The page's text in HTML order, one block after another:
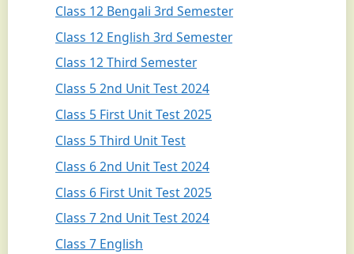
Class 12 Bengali 3rd Semester
Class 12 English 3rd Semester
Class 12 Third Semester
Class 5 2nd Unit Test 2024
Class 5 First Unit Test 2025
Class 5 Third Unit Test
Class 6 2nd Unit Test 2024
Class 6 First Unit Test 2025
Class 7 2nd Unit Test 2024
Class 7 English